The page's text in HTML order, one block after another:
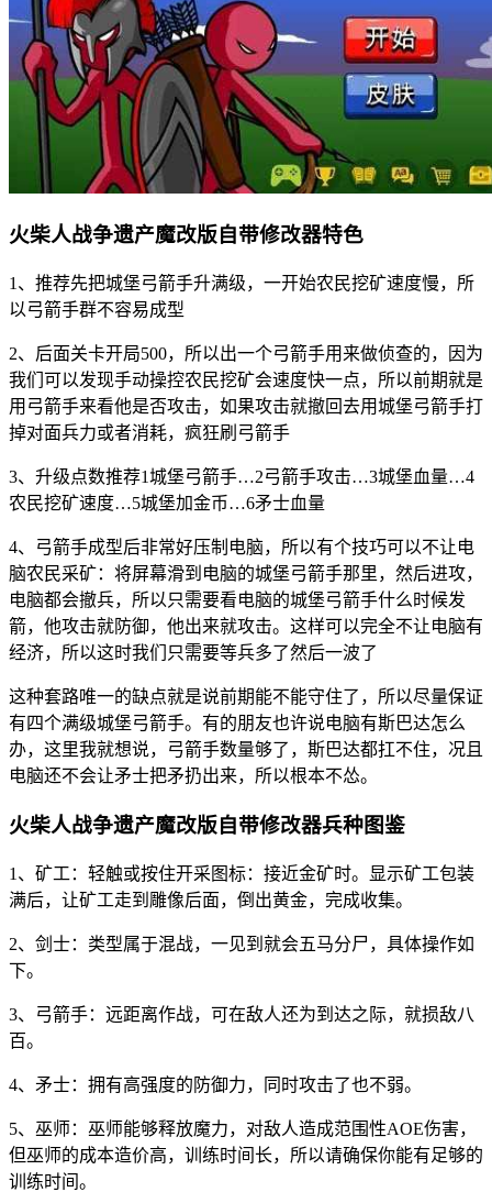
火柴人战争遗产魔改版自带修改器特色
1、推荐先把城堡弓箭手升满级，一开始农民挖矿速度慢，所
以弓箭手群不容易成型
2、后面关卡开局500，所以出一个弓箭手用来做侦查的，因为
我们可以发现手动操控农民挖矿会速度快一点，所以前期就是
用弓箭手来看他是否攻击，如果攻击就撤回去用城堡弓箭手打
掉对面兵力或者消耗，疯狂刷弓箭手
3、升级点数推荐1城堡弓箭手…2弓箭手攻击…3城堡血量…4
农民挖矿速度…5城堡加金币…6矛士血量
4、弓箭手成型后非常好压制电脑，所以有个技巧可以不让电
脑农民采矿：将屏幕滑到电脑的城堡弓箭手那里，然后进攻，
电脑都会撤兵，所以只需要看电脑的城堡弓箭手什么时候发
箭，他攻击就防御，他出来就攻击。这样可以完全不让电脑有
经济，所以这时我们只需要等兵多了然后一波了
这种套路唯一的缺点就是说前期能不能守住了，所以尽量保证
有四个满级城堡弓箭手。有的朋友也许说电脑有斯巴达怎么
办，这里我就想说，弓箭手数量够了，斯巴达都扛不住，况且
电脑还不会让矛士把矛扔出来，所以根本不怂。
火柴人战争遗产魔改版自带修改器兵种图鉴
1、矿工：轻触或按住开采图标：接近金矿时。显示矿工包装
满后，让矿工走到雕像后面，倒出黄金，完成收集。
2、剑士：类型属于混战，一见到就会五马分尸，具体操作如
下。
3、弓箭手：远距离作战，可在敌人还为到达之际，就损敌八
百。
4、矛士：拥有高强度的防御力，同时攻击了也不弱。
5、巫师：巫师能够释放魔力，对敌人造成范围性AOE伤害，
但巫师的成本造价高，训练时间长，所以请确保你能有足够的
训练时间。